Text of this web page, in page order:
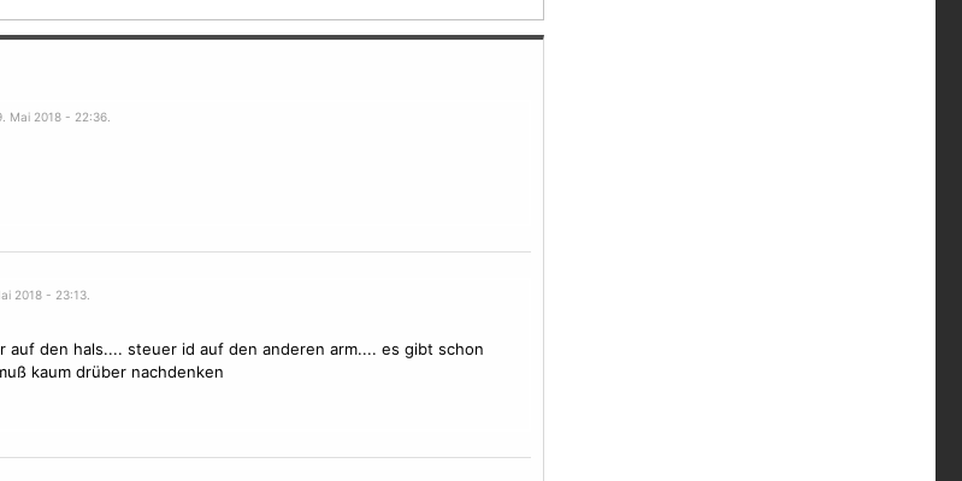
Mai 2018 - 22:36.
2018 - 23:13.
auf den hals.... steuer id auf den anderen arm.... es gibt schon
kaum drüber nachdenken